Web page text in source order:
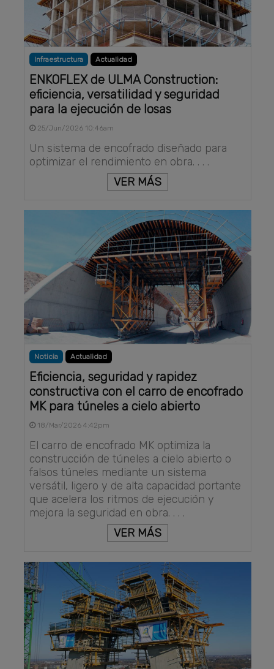
Infraestructura Actualidad
ENKOFLEX de ULMA Construction:
eficiencia, versatilidad y seguridad
para la ejecución de losas
25/Jun/2026 10:46am
Un sistema de encofrado diseñado para
optimizar el rendimiento en obra. . . .
VER MÁS
Noticia Actualidad
Eficiencia, seguridad y rapidez
constructiva con el carro de encofrado
MK para túneles a cielo abierto
18/Mar/2026 4:42pm
El carro de encofrado MK optimiza la
construcción de túneles a cielo abierto o
falsos túneles mediante un sistema
versátil, ligero y de alta capacidad portante
que acelera los ritmos de ejecución y
mejora la seguridad en obra. . . .
VER MÁS